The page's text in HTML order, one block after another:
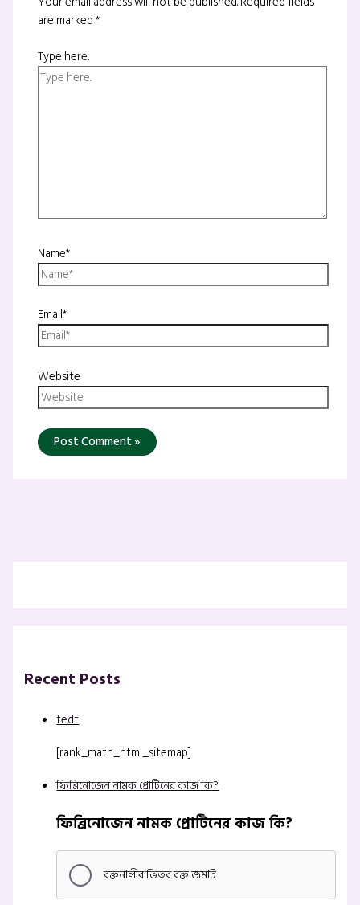
are marked*
Type here..
Name*
Email*
Website
Recent Posts
tedt
[rank_math_html_sitemap]
ফিব্রিনোজেন নামক প্রোটিনের কাজ কি?
ফিব্রিনোজেন নামক প্রোটিনের কাজ কি?
রক্তনালীর ভিতর রক্ত জমাট